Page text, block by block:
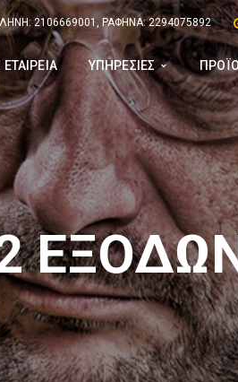
2106669001, ΡΑΦΗΝΑ: 2294075892
ΕΤΑΙΡΕΙΑ ΥΠΗΡΕΣΙΕΣ